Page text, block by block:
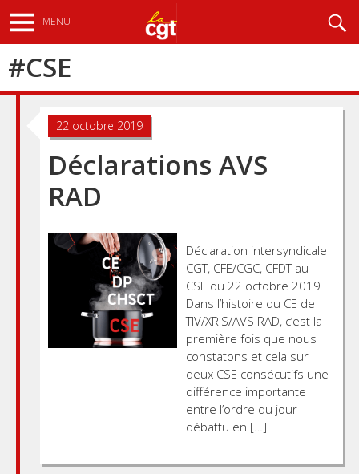
au
contenu
principal
MENU
#CSE
22 octobre 2019
Déclarations AVS
RAD
Déclaration intersyndicale
CGT, CFE/CGC, CFDT au
CSE du 22 octobre 2019
Dans l’histoire du CE de
TIV/XRIS/AVS RAD, c’est la
première fois que nous
constatons et cela sur
deux CSE consécutifs une
différence importante
entre l’ordre du jour
débattu en […]